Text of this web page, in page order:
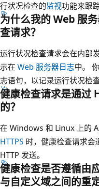
行状况检查的监视功能来跟
为什么我的 Web 服
查请求？
运行状况检查请求会在内部
示在 Web 服务器日志中。
志语句，以记录运行状况检
健康检查请求是通过
的？
在 Windows 和 Linux 上的
HTTPS 时，健康检查请求会
HTTP 发送。
健康检查是否遵循由
与自定义域之间的重